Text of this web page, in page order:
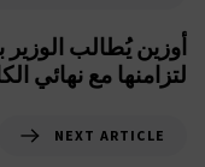
أوزين يُطالب الوزير
لتزامنها مع نهائي
NEXT ARTICLE